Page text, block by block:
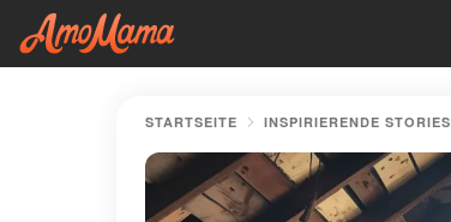
STARTSEITE INSPIRIERENDE STORIES